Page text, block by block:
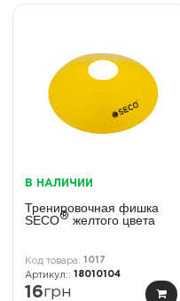
В НАЛИЧИИ
Тренировочная фишка
SECO® желтого цвета
1017
18010104
16грн